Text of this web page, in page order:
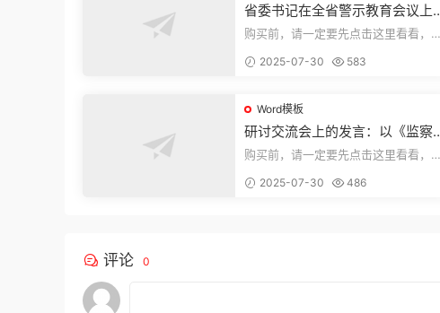
省委书记在全省警示教育会议上
的讲话
购买前，请一定要先点击这里看看，欢
束，本文...
2025-07-30 583
Word模板
研讨交流会上的发言：以《监察
法实施条例》为纲,推动巡察工作
购买前，请一定要先点击这里看看，欢
束，本文...
2025-07-30 486
评论 0